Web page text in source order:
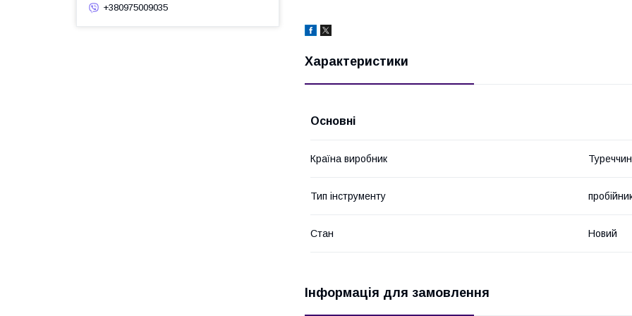
Характеристики
Основні
Країна виробник
Тип інструменту
Стан Новий
Інформація для замовлення
+380975009035